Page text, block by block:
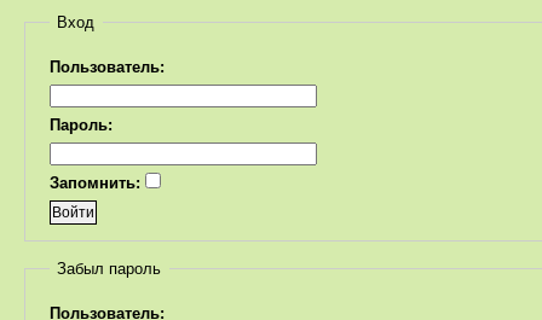
Вход
Пользователь:
Пароль:
Запомнить:
Забыл пароль
Пользователь: